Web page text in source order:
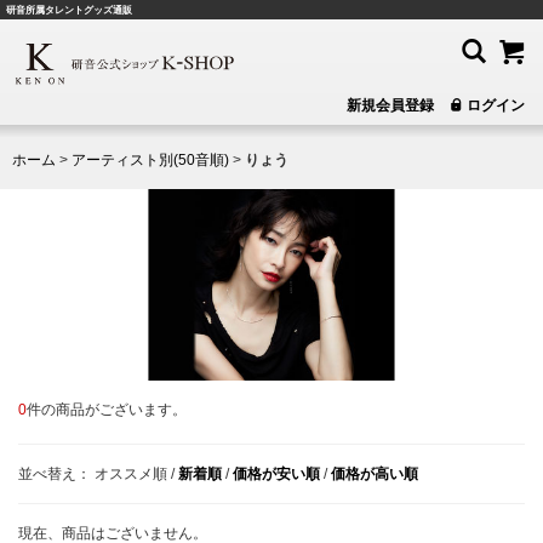
研音所属タレントグッズ通販
新規会員登録 ログイン
ホーム > アーティスト別(50音順) > りょう
0件の商品がございます。
並べ替え： オススメ順 /新着順 /価格が安い順 /価格が高い順
現在、商品はございません。